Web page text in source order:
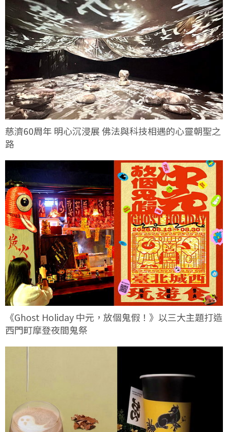
慈濟60周年 明心沉浸展 佛法與科技相遇的心靈朝聖之
路
《Ghost Holiday 中元，放個鬼假！》以三大主題打造
西門町摩登夜間鬼祭